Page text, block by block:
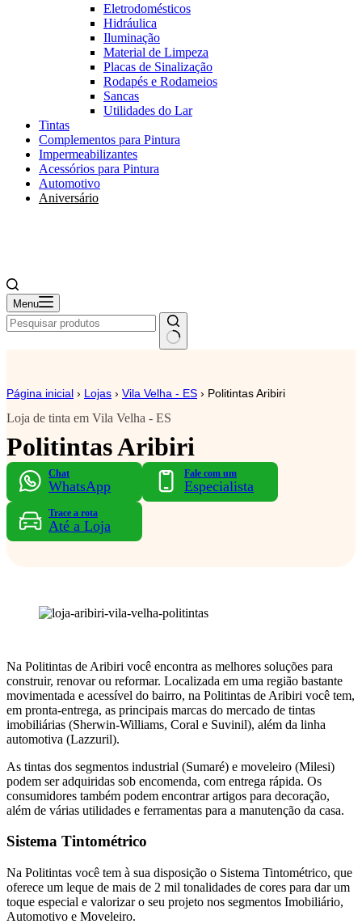
Eletrodomésticos
Hidráulica
Iluminação
Material de Limpeza
Placas de Sinalização
Rodapés e Rodameios
Sancas
Utilidades do Lar
Tintas
Complementos para Pintura
Impermeabilizantes
Acessórios para Pintura
Automotivo
Aniversário
Menu
Página inicial › Lojas › Vila Velha - ES › Politintas Aribiri
Loja de tinta em Vila Velha - ES
Politintas Aribiri
Chat
WhatsApp
Fale com um
Especialista
Trace a rota
Até a Loja
Na Politintas de Aribiri você encontra as melhores soluções para
construir, renovar ou reformar. Localizada em uma região bastante
movimentada e acessível do bairro, na Politintas de Aribiri você tem,
em pronta-entrega, as principais marcas do mercado de tintas
imobiliárias (Sherwin-Williams, Coral e Suvinil), além da linha
automotiva (Lazzuril).
As tintas dos segmentos industrial (Sumaré) e moveleiro (Milesi)
podem ser adquiridas sob encomenda, com entrega rápida. Os
consumidores também podem encontrar artigos para decoração,
além de várias utilidades e ferramentas para a manutenção da casa.
Sistema Tintométrico
Na Politintas você tem à sua disposição o Sistema Tintométrico, que
oferece um leque de mais de 2 mil tonalidades de cores para dar um
toque especial e valorizar o seu projeto nos segmentos Imobiliário,
Automotivo e Moveleiro.